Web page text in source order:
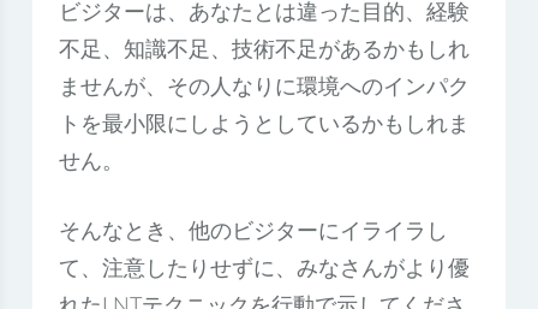
ビジターは、あなたとは違った目的、経験
不足、知識不足、技術不足があるかもしれ
ませんが、その人なりに環境へのインパク
トを最小限にしようとしているかもしれま
せん。
そんなとき、他のビジターにイライラし
て、注意したりせずに、みなさんがより優